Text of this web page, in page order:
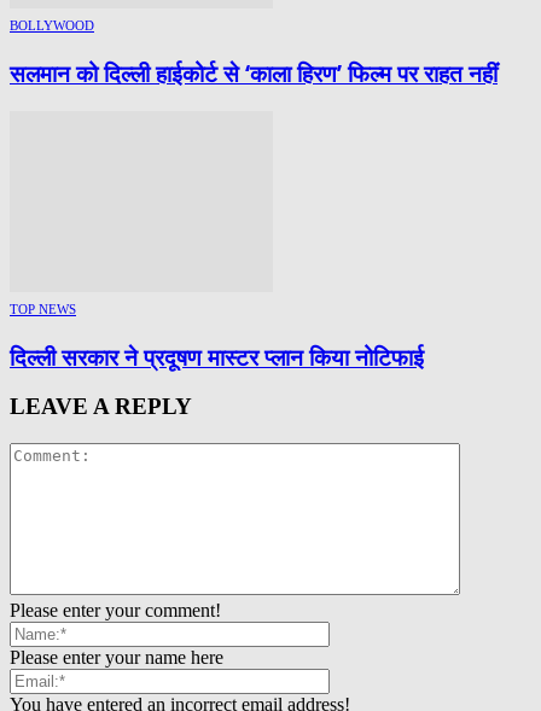
BOLLYWOOD
सलमान को दिल्ली हाईकोर्ट से ‘काला हिरण’ फिल्म पर राहत नहीं
TOP NEWS
दिल्ली सरकार ने प्रदूषण मास्टर प्लान किया नोटिफाई
LEAVE A REPLY
Please enter your comment!
Please enter your name here
You have entered an incorrect email address!